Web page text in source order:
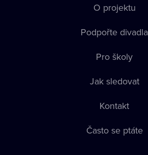
O projektu
Podpořte divadla
Pro školy
Jak sledovat
Kontakt
Často se ptáte